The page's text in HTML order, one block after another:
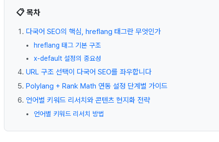
📋 목차
다국어 SEO의 핵심, hreflang 태그란 무엇인가
hreflang 태그 기본 구조
x-default 설정의 중요성
URL 구조 선택이 다국어 SEO를 좌우합니다
Polylang + Rank Math 연동 설정 단계별 가이드
언어별 키워드 리서치와 콘텐츠 현지화 전략
언어별 키워드 리서치 방법